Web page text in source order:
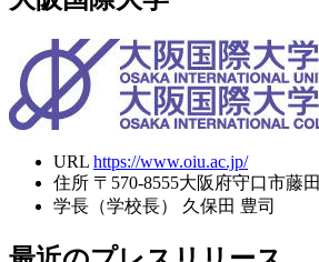
URL https://www.oiu.ac.jp/
住所 〒570-8555大阪府守口市藤
学長（学校長）
久保田 豊司